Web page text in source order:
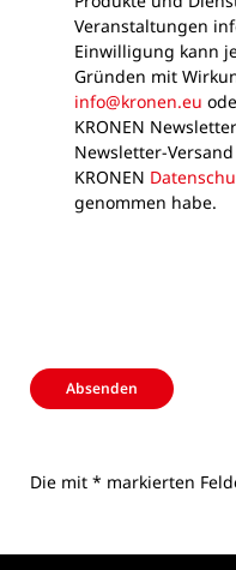
Veranstaltungen
Einwilligung kann
Gründen mit
info@kronen.eu
KRONEN
Newsletter-
KRONEN
genommen habe.
Absenden
Die mit * markierten